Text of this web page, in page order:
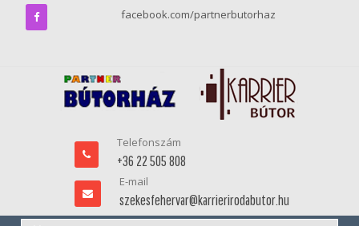
facebook.com/partnerbutorhaz
Telefonszám
+36 22 505 808
E-mail
szekesfehervar@karrierirodabutor.hu